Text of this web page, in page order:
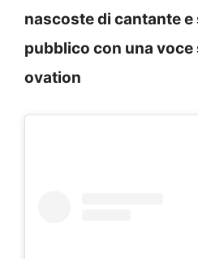
nascoste di cantante
pubblico con una
ovation